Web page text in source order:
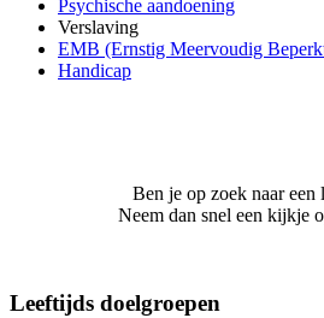
Psychische aandoening
Verslaving
EMB (Ernstig Meervoudig
Handicap
Ben je op zoek naar een
Neem dan snel een kijkje
Leeftijds doelgroepen